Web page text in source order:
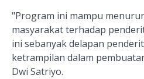
"Program ini mampu
masyarakat terhadap
ini sebanyak delapan
ketrampilan dalam
Dwi Satriyo.